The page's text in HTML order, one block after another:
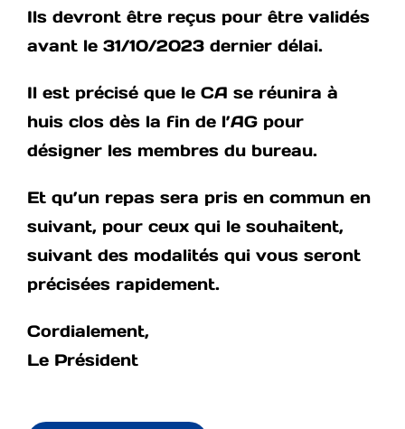
Ils devront être reçus pour être validés
avant le 31/10/2023 dernier délai.
Il est précisé que le CA se réunira à
huis clos dès la fin de l’AG pour
désigner les membres du bureau.
Et qu’un repas sera pris en commun en
suivant, pour ceux qui le souhaitent,
suivant des modalités qui vous seront
précisées rapidement.
Cordialement,
Le Président